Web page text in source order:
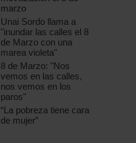
marzo
Unai Sordo llama a
"inundar las calles el 8
de Marzo con una
marea violeta"
8 de Marzo: "Nos
vemos en las calles,
nos vemos en los
paros"
“La pobreza tiene cara
de mujer”